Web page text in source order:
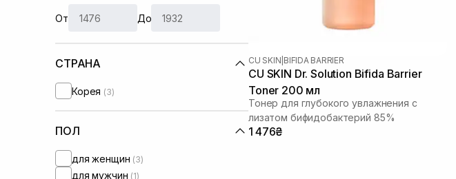
От До
СТРАНА
Корея (3)
ПОЛ
для женщин (3)
для мужчин (1)
CU SKIN BIFIDA BARRIER
CU SKIN Dr. Solution Bifida Barrier
Toner 200 мл
Тонер для глубокого увлажнения с
лизатом бифидобактерий 85%
1 476₴